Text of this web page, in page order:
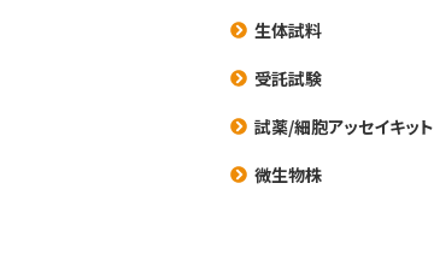
生体試料
受託試験
試薬/細胞アッセイキット
微生物株